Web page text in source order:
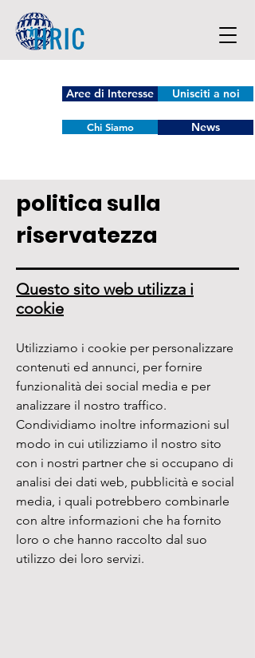
Aree di Interesse Unisciti a noi
Chi Siamo News
politica sulla
riservatezza
Questo sito web utilizza i
cookie
Utilizziamo i cookie per personalizzare
contenuti ed annunci, per fornire
funzionalità dei social media e per
analizzare il nostro traffico.
Condividiamo inoltre informazioni sul
modo in cui utilizziamo il nostro sito
con i nostri partner che si occupano di
analisi dei dati web, pubblicità e social
media, i quali potrebbero combinarle
con altre informazioni che ha fornito
loro o che hanno raccolto dal suo
utilizzo dei loro servizi.